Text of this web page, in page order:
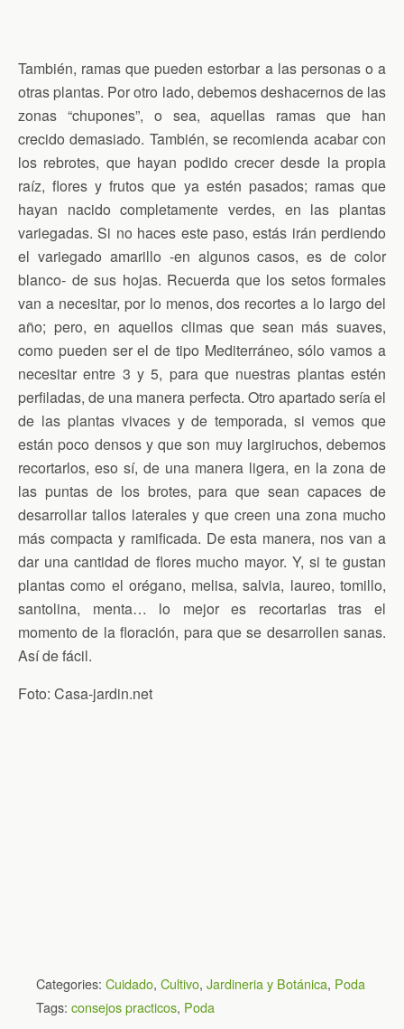
También, ramas que pueden estorbar a las personas o a
otras plantas. Por otro lado, debemos deshacernos de las
zonas “chupones”, o sea, aquellas ramas que han
crecido demasiado. También, se recomienda acabar con
los rebrotes, que hayan podido crecer desde la propia
raíz, flores y frutos que ya estén pasados; ramas que
hayan nacido completamente verdes, en las plantas
variegadas. Si no haces este paso, estás irán perdiendo
el variegado amarillo -en algunos casos, es de color
blanco- de sus hojas. Recuerda que los setos formales
van a necesitar, por lo menos, dos recortes a lo largo del
año; pero, en aquellos climas que sean más suaves,
como pueden ser el de tipo Mediterráneo, sólo vamos a
necesitar entre 3 y 5, para que nuestras plantas estén
perfiladas, de una manera perfecta. Otro apartado sería el
de las plantas vivaces y de temporada, si vemos que
están poco densos y que son muy largiruchos, debemos
recortarlos, eso sí, de una manera ligera, en la zona de
las puntas de los brotes, para que sean capaces de
desarrollar tallos laterales y que creen una zona mucho
más compacta y ramificada. De esta manera, nos van a
dar una cantidad de flores mucho mayor. Y, si te gustan
plantas como el orégano, melisa, salvia, laureo, tomillo,
santolina, menta… lo mejor es recortarlas tras el
momento de la floración, para que se desarrollen sanas.
Así de fácil.
Foto: Casa-jardin.net
Categories: Cuidado, Cultivo, Jardineria y Botánica, Poda
Tags: consejos practicos, Poda